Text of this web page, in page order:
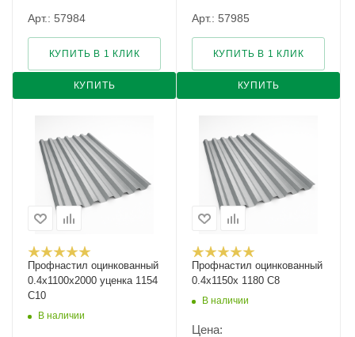
Арт.: 57984
КУПИТЬ
КУПИТЬ В 1 КЛИК
Арт.: 57985
КУПИТЬ
КУПИТЬ В 1 КЛИК
Профнастил оцинкованный
0.4х1100х2000 уценка 1154
С10
В наличии
Профнастил оцинкованный
0.4х1150х 1180 С8
В наличии
Цена: